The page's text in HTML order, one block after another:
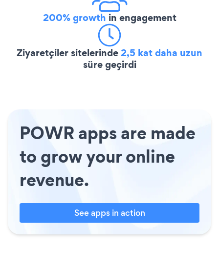
200% growth in engagement
Ziyaretçiler sitelerinde2,5 kat daha uzun
süre geçirdi
POWR apps are made
to grow your online
revenue.
See apps in action